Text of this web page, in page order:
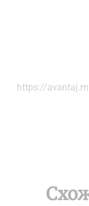
https://